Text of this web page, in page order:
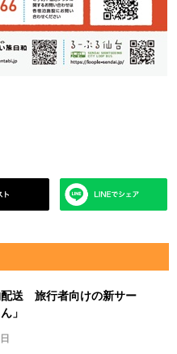
配送 旅行者向けの新サー
」